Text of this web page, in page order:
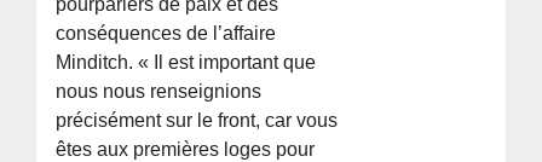
pourparlers de paix et des
conséquences de l’affaire
Minditch. « Il est important que
nous nous renseignions
précisément sur le front, car vous
êtes aux premières loges pour